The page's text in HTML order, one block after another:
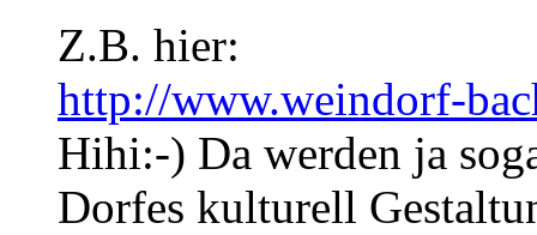
Z.B. hier:
http://www.weindorf-
Hihi:-) Da werden ja
Dorfes kulturell